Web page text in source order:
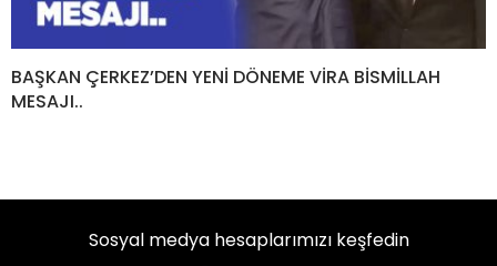
BAŞKAN ÇERKEZ’DEN YENİ DÖNEME VİRA BİSMİLLAH
MESAJI..
Sosyal medya hesaplarımızı keşfedin